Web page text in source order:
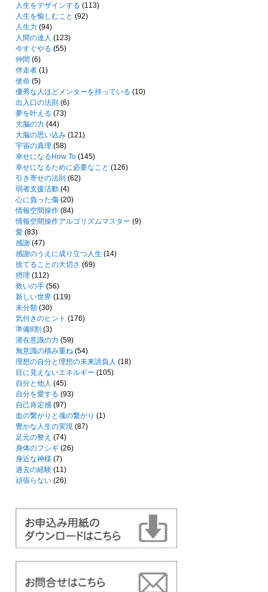
人生をデザインする (113)
人生を愉しむこと (92)
人生力 (94)
人間の達人 (123)
今すぐやる (55)
仲間 (6)
伴走者 (1)
使命 (5)
優秀な人ほどメンターを持っている (10)
出入口の法則 (6)
夢を叶える (73)
大脳の力 (44)
大脳の思い込み (121)
宇宙の真理 (58)
幸せになるHow To (145)
幸せになるために必要なこと (126)
引き寄せの法則 (62)
弱者支援活動 (4)
心に負った傷 (20)
情報空間操作 (84)
情報空間操作アルゴリズムマスター (9)
愛 (83)
感謝 (47)
感謝のうえに成り立つ人生 (14)
捨てることの大切さ (69)
摂理 (112)
救いの手 (56)
新しい世界 (119)
未分類 (30)
気付きのヒント (176)
準備8割 (3)
潜在意識の力 (59)
無意識の積み重ね (54)
理想の自分と理想の未来請負人 (18)
目に見えないエネルギー (105)
自分と他人 (45)
自分を愛する (93)
自己肯定感 (97)
血の繋がりと魂の繋がり (1)
豊かな人生の実現 (87)
足元の整え (74)
身体のフシギ (26)
身近な神様 (7)
過去の経験 (11)
頑張らない (26)